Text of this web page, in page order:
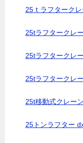
25ｔラフターク
25tラフタークレ
25tラフタークレ
25tラフタークレ
25t移動式クレー
25トンラフター